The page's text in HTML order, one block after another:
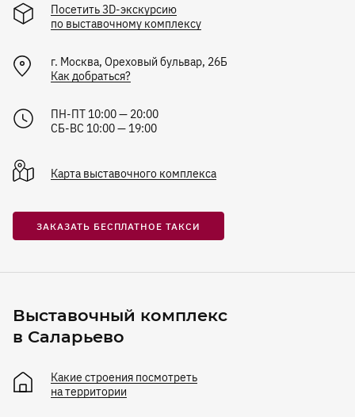
Посетить 3D-экскурсию
по выставочному комплексу
г. Москва, Ореховый бульвар, 26Б
Как добраться?
ПН-ПТ 10:00 — 20:00
СБ-ВС 10:00 — 19:00
Карта выставочного комплекса
ЗАКАЗАТЬ БЕСПЛАТНОЕ ТАКСИ
Выставочный комплекс
в Саларьево
Какие строения посмотреть
на территории